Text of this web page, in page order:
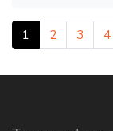
1 2 3 4